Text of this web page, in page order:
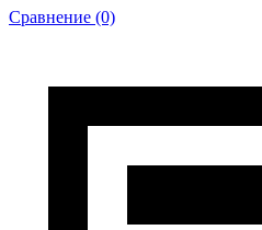
Сравнение (0)